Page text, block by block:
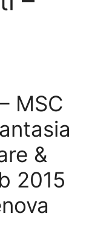
MSC
&
2015